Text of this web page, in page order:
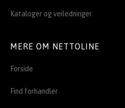
Kataloger og veiledninger
MERE OM NETTOLINE
Forside
Find forhandler